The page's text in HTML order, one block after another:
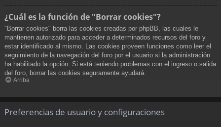
¿Cuál es la función de "Borrar cookies"?
"Borrar cookies" borra las cookies creadas por phpBB, las cuales le
mantienen autorizado para acceder a determinados recursos del foro y
estar identificado al mismo. Las cookies proveen funciones como leer el
seguimiento de la navegación del foro por el usuario si la administración
ha habilitado la opción. Si está teniendo problemas con el ingreso o salida
del foro, borrar las cookies seguramente ayudará.
Arriba
Preferencias de usuario y configuraciones